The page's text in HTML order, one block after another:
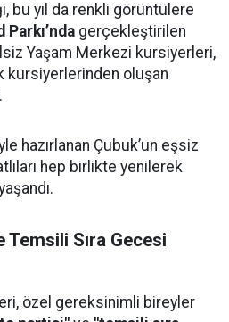
bu yıl da renkli görüntülere
Parkı’nda gerçekleştirilen
Yaşam Merkezi kursiyerleri,
kursiyerlerinden oluşan
hazırlanan Çubuk’un eşsiz
hep birlikte yenilerek
Sıra Gecesi
özel gereksinimli bireyler